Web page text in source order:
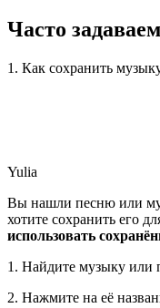
Часто
1. Как сохранить
Yulia
Вы нашли песню или
хотите сохранить его
использовать
1. Найдите музыку или
2. Нажмите на её